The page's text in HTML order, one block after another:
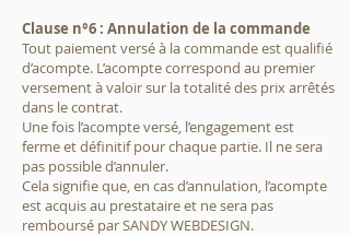
Clause n°6 : Annulation de la commande
Tout paiement versé à la commande est qualifié
d’acompte. L’acompte correspond au premier
versement à valoir sur la totalité des prix arrêtés
dans le contrat.
Une fois l’acompte versé, l’engagement est
ferme et définitif pour chaque partie. Il ne sera
pas possible d’annuler.
Cela signifie que, en cas d’annulation, l’acompte
est acquis au prestataire et ne sera pas
remboursé par SANDY WEBDESIGN.